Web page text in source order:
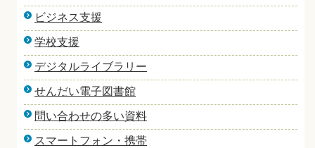
ビジネス支援
学校支援
デジタルライブラリー
せんだい電子図書館
問い合わせの多い資料
スマートフォン・携帯